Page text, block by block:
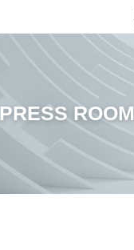
PRESS ROOM